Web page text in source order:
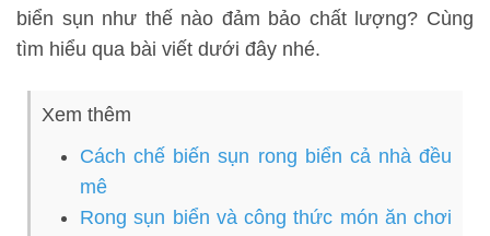
biển sụn như thế nào đảm bảo chất lượng? Cùng
tìm hiểu qua bài viết dưới đây nhé.
Xem thêm
Cách chế biến sụn rong biển cả nhà đều
mê
Rong sụn biển và công thức món ăn chơi